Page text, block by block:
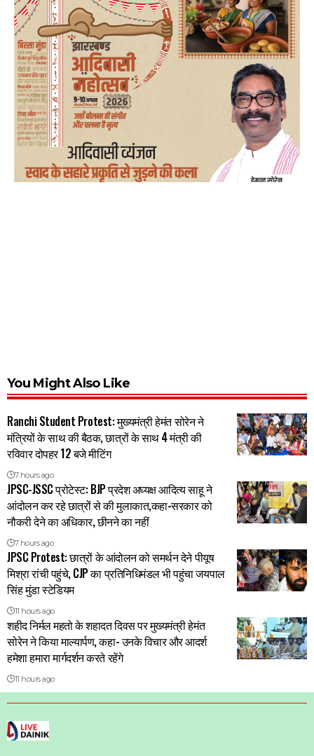
You Might Also Like
Ranchi Student Protest: मुख्यमंत्री हेमंत सोरेन ने
मंत्रियों के साथ की बैठक, छात्रों के साथ 4 मंत्री की
रविवार दोपहर 12 बजे मीटिंग
7 hours ago
JPSC-JSSC प्रोटेस्ट: BJP प्रदेश अघ्यक्ष आदित्य साहू ने
आंदोलन कर रहे छात्रों से की मुलाकात,कहा-सरकार को
नौकरी देने का अधिकार, छीनने का नहीं
7 hours ago
JPSC Protest: छात्रों के आंदोलन को समर्थन देने पीयूष
मिश्रा रांची पहुंचे, CJP का प्रतिनिधिमंडल भी पहुंचा जयपाल
सिंह मुंडा स्टेडियम
11 hours ago
शहीद निर्मल महतो के शहादत दिवस पर मुख्यमंत्री हेमंत
सोरेन ने किया माल्यार्पण, कहा- उनके विचार और आदर्श
हमेशा हमारा मार्गदर्शन करते रहेंगे
11 hours ago